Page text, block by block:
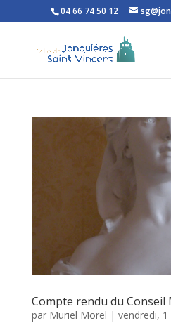
Ouvrir la barre d’outils
04 66 74 50 12
Compte rendu du Conseil
par Muriel Morel | vendredi,